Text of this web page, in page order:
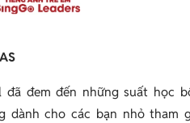
đã đem đến những suất học
dành cho các bạn nhỏ tham